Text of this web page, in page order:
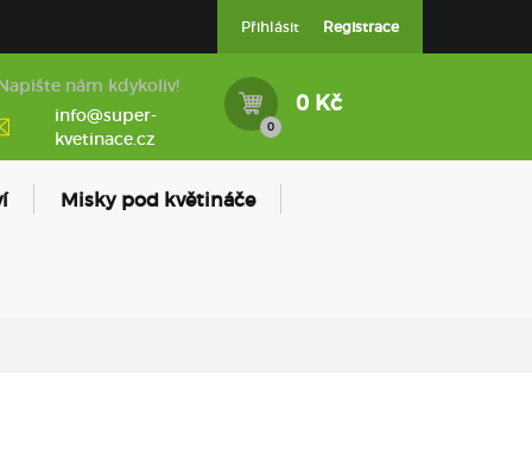
Přihlásit Registrace
nám kdykoliv!
info@super-
kvetinace.cz
0
0 Kč
Misky pod květináče